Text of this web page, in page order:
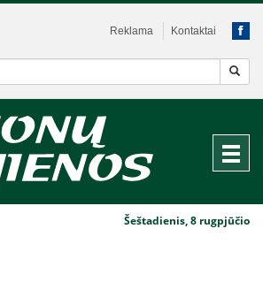
Reklama Kontaktai
Šeštadienis, 8 rugpjūčio